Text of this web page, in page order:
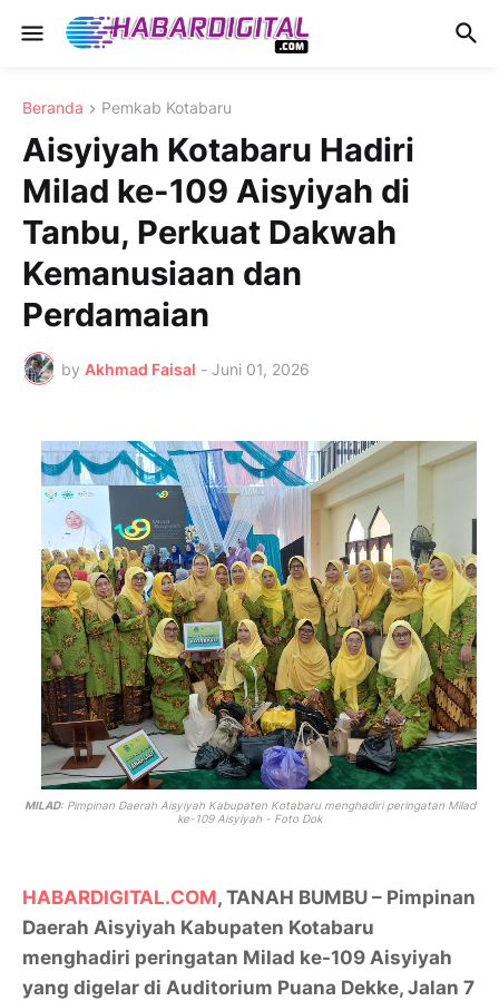
Beranda Pemkab Kotabaru
Aisyiyah Kotabaru Hadiri
Milad ke-109 Aisyiyah di
Tanbu, Perkuat Dakwah
Kemanusiaan dan
Perdamaian
by Akhmad Faisal - Juni 01, 2026
MILAD: Pimpinan Daerah Aisyiyah Kabupaten Kotabaru menghadiri peringatan Milad
ke-109 Aisyiyah - Foto Dok
HABARDIGITAL.COM, TANAH BUMBU – Pimpinan
Daerah Aisyiyah Kabupaten Kotabaru
menghadiri peringatan Milad ke-109 Aisyiyah
yang digelar di Auditorium Puana Dekke, Jalan 7